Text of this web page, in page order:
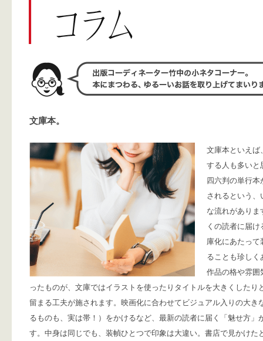
文庫本。
文庫本といえば
する人も多いと
四六判の単行
されるという、
な流れがありま
くの読者に届
庫化にあたって
ることも珍しく
作品の格や雰囲
ったものが、文庫ではイラストを使ったりタイトルを大きくしたり
留まる工夫が施されます。映画化に合わせてビジュアル入りの大き
るものも、実は帯！）をかけるなど、最新の読者に届く「魅せ方」
す。中身は同じでも、装幀ひとつで印象は大違い。書店で見かけた